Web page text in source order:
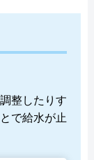
整したりす
で給水が止